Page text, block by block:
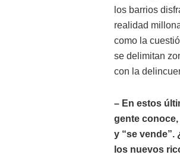
los barrios
realidad
como la
se delimitan
con la
– En estos
gente
y “se vende”.
los nuevos